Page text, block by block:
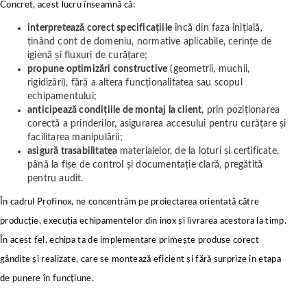
Concret, acest lucru înseamnă că:
interpretează corect specificațiile încă din faza inițială,
ținând cont de domeniu, normative aplicabile, cerințe de
igienă și fluxuri de curățare;
propune optimizări constructive (geometrii, muchii,
rigidizări), fără a altera funcționalitatea sau scopul
echipamentului;
anticipează condițiile de montaj la client, prin poziționarea
corectă a prinderilor, asigurarea accesului pentru curățare și
facilitarea manipulării;
asigură trasabilitatea materialelor, de la loturi și certificate,
până la fișe de control și documentație clară, pregătită
pentru audit.
În cadrul Profinox, ne concentrăm pe proiectarea orientată către
producție, execuția echipamentelor din inox și livrarea acestora la timp.
În acest fel, echipa ta de implementare primește produse corect
gândite și realizate, care se montează eficient și fără surprize în etapa
de punere în funcțiune.